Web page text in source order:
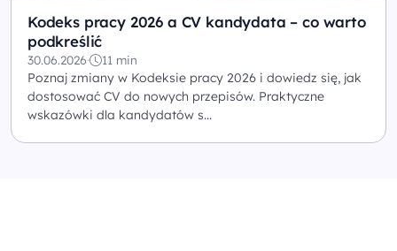
Kodeks pracy 2026 a CV kandydata – co warto
podkreślić
30.06.2026· 11 min
Poznaj zmiany w Kodeksie pracy 2026 i dowiedz się, jak
dostosować CV do nowych przepisów. Praktyczne
wskazówki dla kandydatów s...